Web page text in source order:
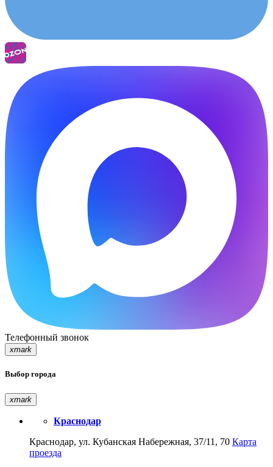
Телефонный звонок
xmark
Выбор города
xmark
Краснодар
Краснодар, ул. Кубанская Набережная, 37/11, 70 Карта
проезда